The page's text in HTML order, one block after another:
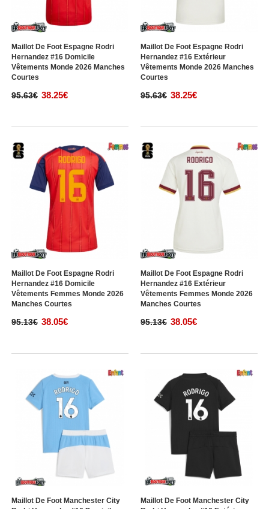
Maillot De Foot Espagne Rodri
Hernandez #16 Domicile
Vêtements Monde 2026 Manches
Courtes
95.63€ 38.25€
Maillot De Foot Espagne Rodri
Hernandez #16 Extérieur
Vêtements Monde 2026 Manches
Courtes
95.63€ 38.25€
Maillot De Foot Espagne Rodri
Hernandez #16 Domicile
Vêtements Femmes Monde 2026
Manches Courtes
95.13€ 38.05€
Maillot De Foot Espagne Rodri
Hernandez #16 Extérieur
Vêtements Femmes Monde 2026
Manches Courtes
95.13€ 38.05€
Maillot De Foot Manchester City
Maillot De Foot Manchester City